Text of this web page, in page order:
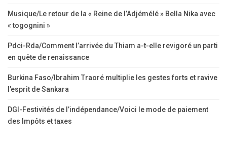
Musique/Le retour de la « Reine de l’Adjémélé » Bella Nika avec
« togognini »
Pdci-Rda/Comment l’arrivée du Thiam a-t-elle revigoré un parti
en quête de renaissance
Burkina Faso/Ibrahim Traoré multiplie les gestes forts et ravive
l’esprit de Sankara
DGI-Festivités de l’indépendance/Voici le mode de paiement
des Impôts et taxes